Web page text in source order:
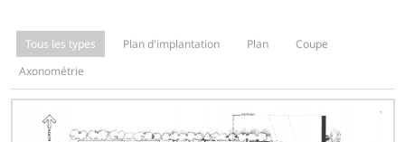
Tous les types Plan d'implantation Plan
Coupe
Axonométrie